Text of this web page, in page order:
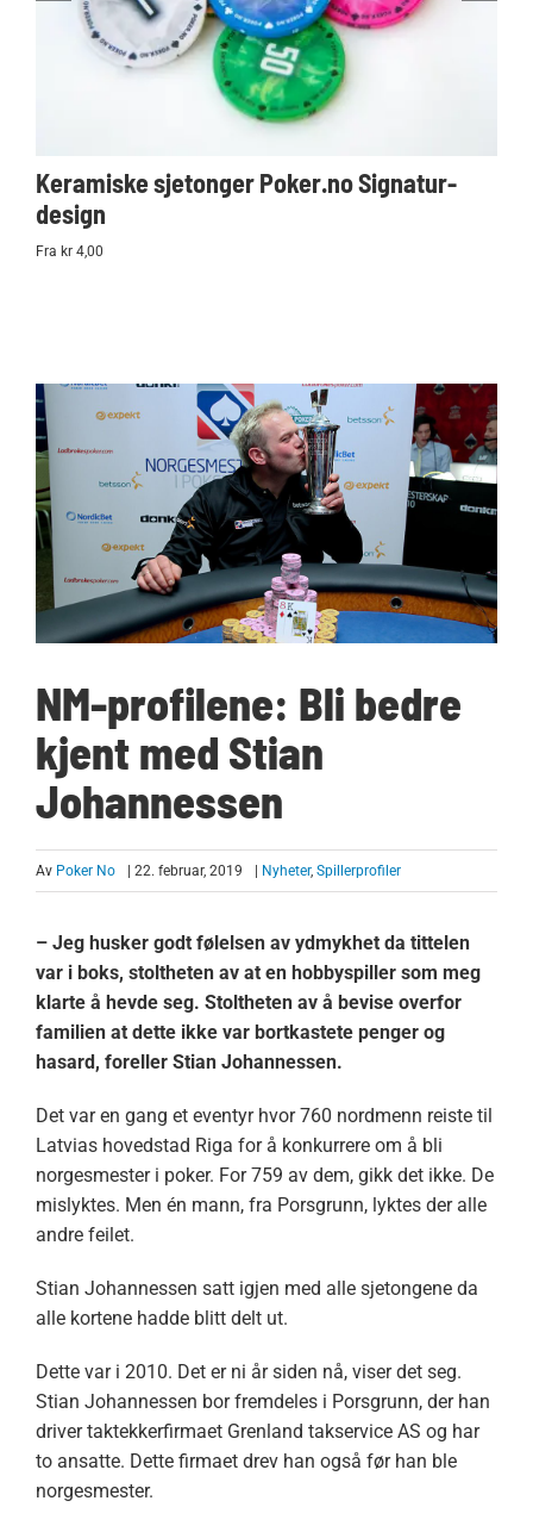
Keramiske sjetonger Poker.no Signatur-
design
Fra kr 4,00
NM-profilene: Bli bedre
kjent med Stian
Johannessen
Av Poker No | 22. februar, 2019 Nyheter, Spillerprofiler
– Jeg husker godt følelsen av ydmykhet da tittelen
var i boks, stoltheten av at en hobbyspiller som meg
klarte å hevde seg. Stoltheten av å bevise overfor
familien at dette ikke var bortkastete penger og
hasard, foreller Stian Johannessen.
Det var en gang et eventyr hvor 760 nordmenn reiste til
Latvias hovedstad Riga for å konkurrere om å bli
norgesmester i poker. For 759 av dem, gikk det ikke. De
mislyktes. Men én mann, fra Porsgrunn, lyktes der alle
andre feilet.
Stian Johannessen satt igjen med alle sjetongene da
alle kortene hadde blitt delt ut.
Dette var i 2010. Det er ni år siden nå, viser det seg.
Stian Johannessen bor fremdeles i Porsgrunn, der han
driver taktekkerfirmaet Grenland takservice AS og har
to ansatte. Dette firmaet drev han også før han ble
norgesmester.